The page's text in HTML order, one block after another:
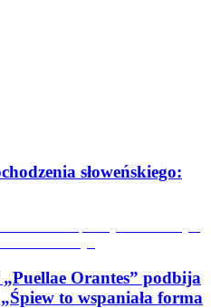
słoweńskiego:
Orantes” podbija
to wspaniała forma